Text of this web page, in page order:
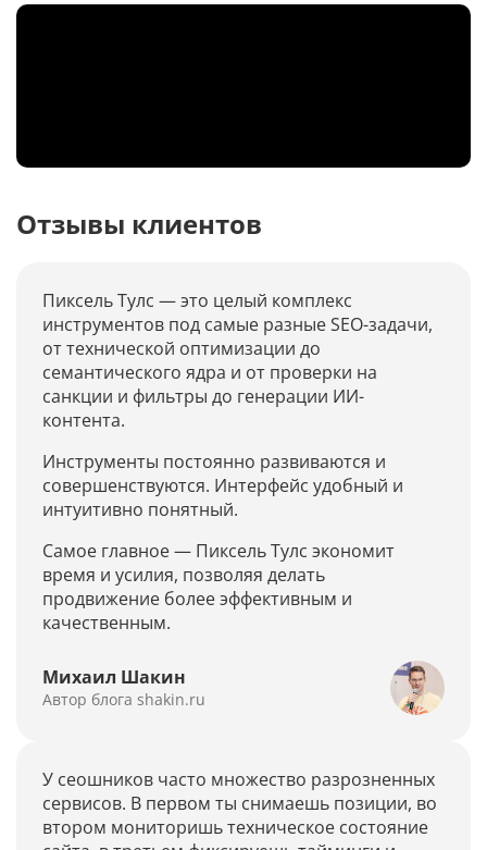
Рейтинг факторов ранжирования в GEO
GEO-кейс-конференция 2026
Рейтинг GEO-агентств
Дашборд: доля результатов с
нейроответами
Рейтинг лучших брендов
Рейтинг источников ИИ
Тарифы
Кейсы
Отзывы клиентов
Пиксель Тулс — это целый комплекс
инструментов под самые разные SEO-задачи,
от технической оптимизации до
семантического ядра и от проверки на
санкции и фильтры до генерации ИИ-
контента.
Инструменты постоянно развиваются и
совершенствуются. Интерфейс удобный и
интуитивно понятный.
Самое главное — Пиксель Тулс экономит
время и усилия, позволяя делать
продвижение более эффективным и
качественным.
Михаил Шакин
Автор блога shakin.ru
У сеошников часто множество разрозненных
сервисов. В первом ты снимаешь позиции, во
втором мониторишь техническое состояние